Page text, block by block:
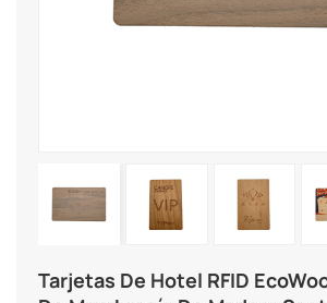
Tarjetas De Hotel RFID